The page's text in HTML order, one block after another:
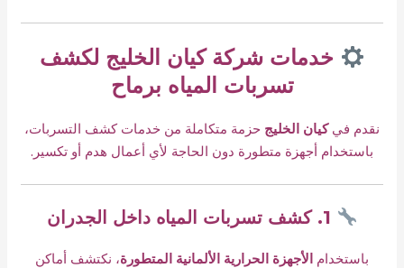
خدمات شركة كيان الخليج لكشف
تسربات المياه برماح
نقدم فيكيان الخليج حزمة متكاملة من خدمات كشف التسربات،
باستخدام أجهزة متطورة دون الحاجة لأي أعمال هدم أو تكسير.
باستخدام الأجهزة الحرارية الألمانية المتطورة، نكتشف أماكن